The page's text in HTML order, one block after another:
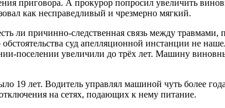
приговора. А прокурор попросил увеличить
как несправедливый и чрезмерно мягкий.
ли причинно-следственная связь между
суд апелляционной инстанции не
поселении увеличили до трёх лет. Машину
лет. Водитель управлял машиной чуть более
на сетях, подающих к нему питание.